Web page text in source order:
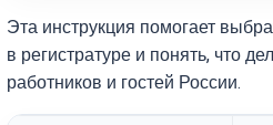
Эта инструкция помогает
в регистратуре и понять, что
работников и гостей России.